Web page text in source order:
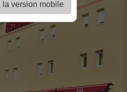
la version mobile